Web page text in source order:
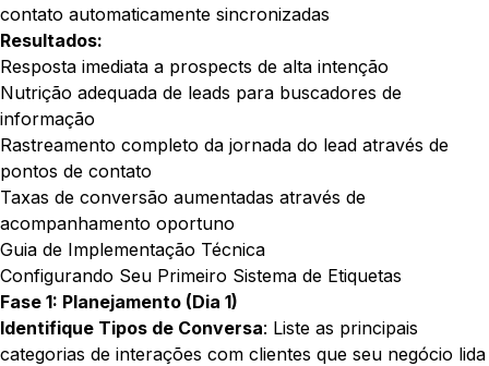
contato automaticamente sincronizadas
Resultados:
Resposta imediata a prospects de alta intenção
Nutrição adequada de leads para buscadores de
informação
Rastreamento completo da jornada do lead através de
pontos de contato
Taxas de conversão aumentadas através de
acompanhamento oportuno
Guia de Implementação Técnica
Configurando Seu Primeiro Sistema de Etiquetas
Fase 1: Planejamento (Dia 1)
Identifique Tipos de Conversa: Liste as principais
categorias de interações com clientes que seu negócio lida